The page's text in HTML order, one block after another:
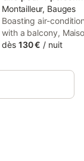
Montailleur, Bauges
Boasting air-
with a balcony,
en campagne is
free private parking
dès 130 € / nuit